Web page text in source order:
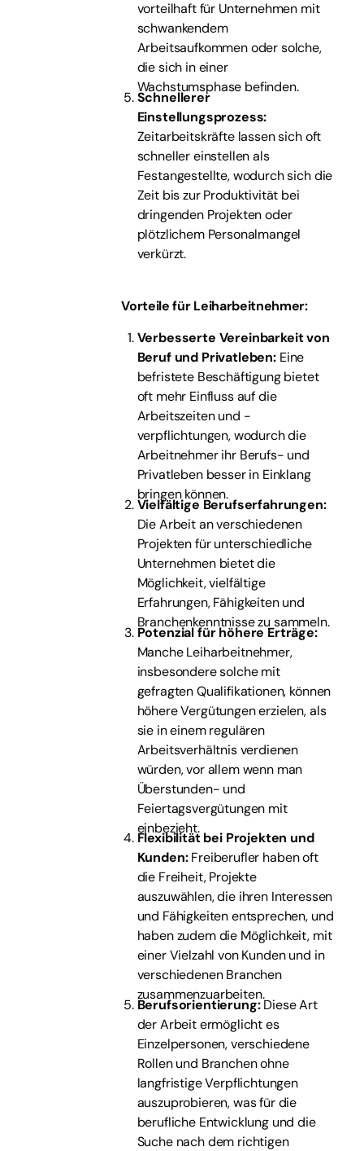
vorteilhaft für Unternehmen mit
schwankendem
Arbeitsaufkommen oder solche,
die sich in einer
Wachstumsphase befinden.
Schnellerer
Einstellungsprozess:
Zeitarbeitskräfte lassen sich oft
schneller einstellen als
Festangestellte, wodurch sich die
Zeit bis zur Produktivität bei
dringenden Projekten oder
plötzlichem Personalmangel
verkürzt.
Vorteile für Leiharbeitnehmer:
Verbesserte Vereinbarkeit von
Beruf und Privatleben:Eine
befristete Beschäftigung bietet
oft mehr Einfluss auf die
Arbeitszeiten und -
verpflichtungen, wodurch die
Arbeitnehmer ihr Berufs- und
Privatleben besser in Einklang
bringen können.
Vielfältige Berufserfahrungen:
Die Arbeit an verschiedenen
Projekten für unterschiedliche
Unternehmen bietet die
Möglichkeit, vielfältige
Erfahrungen, Fähigkeiten und
Branchenkenntnisse zu sammeln.
Potenzial für höhere Erträge:
Manche Leiharbeitnehmer,
insbesondere solche mit
gefragten Qualifikationen, können
höhere Vergütungen erzielen, als
sie in einem regulären
Arbeitsverhältnis verdienen
würden, vor allem wenn man
Überstunden- und
Feiertagsvergütungen mit
einbezieht.
Flexibilität bei Projekten und
Kunden:Freiberufler haben oft
die Freiheit, Projekte
auszuwählen, die ihren Interessen
und Fähigkeiten entsprechen, und
haben zudem die Möglichkeit, mit
einer Vielzahl von Kunden und in
verschiedenen Branchen
zusammenzuarbeiten.
Berufsorientierung:Diese Art
der Arbeit ermöglicht es
Einzelpersonen, verschiedene
Rollen und Branchen ohne
langfristige Verpflichtungen
auszuprobieren, was für die
berufliche Entwicklung und die
Suche nach dem richtigen